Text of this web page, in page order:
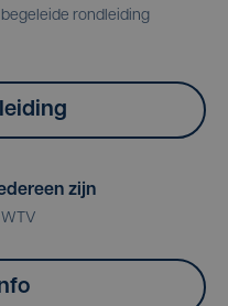
rondleiding
zijn